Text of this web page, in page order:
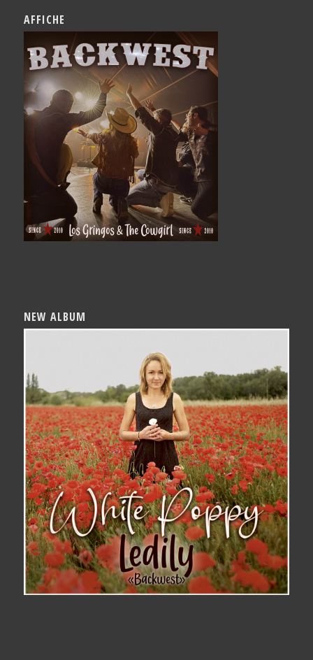
AFFICHE
NEW ALBUM